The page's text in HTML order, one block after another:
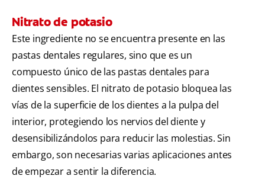
Nitrato de potasio
Este ingrediente no se encuentra presente en las
pastas dentales regulares, sino que es un
compuesto único de las pastas dentales para
dientes sensibles. El nitrato de potasio bloquea las
vías de la superficie de los dientes a la pulpa del
interior, protegiendo los nervios del diente y
desensibilizándolos para reducir las molestias. Sin
embargo, son necesarias varias aplicaciones antes
de empezar a sentir la diferencia.